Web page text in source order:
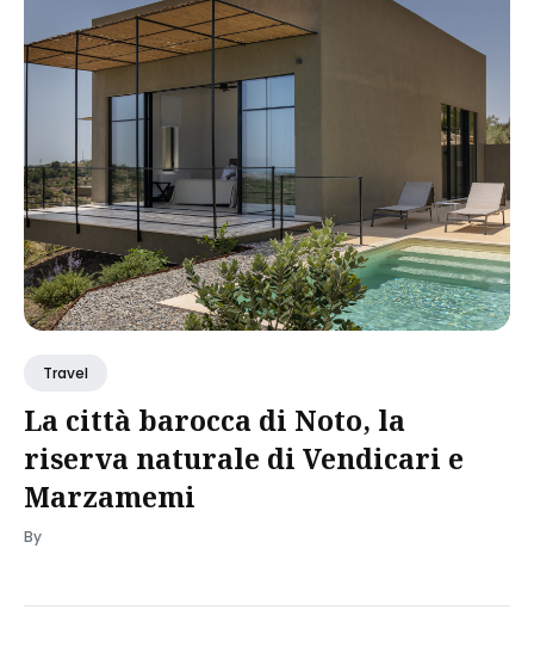
Travel
La città barocca di Noto, la
riserva naturale di Vendicari e
Marzamemi
By